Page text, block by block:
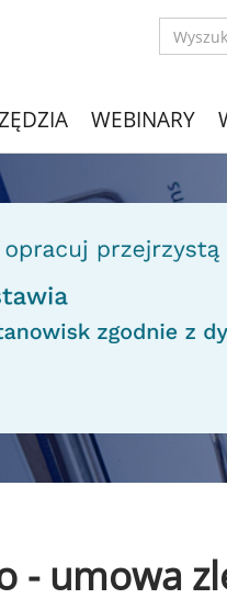
WEBINARY
- umowa